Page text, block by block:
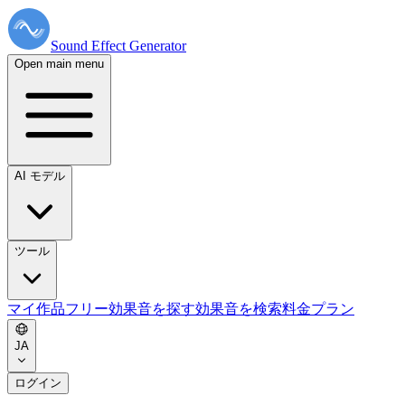
Sound Effect Generator
Open main menu
AI モデル
ツール
マイ作品フリー効果音を探す効果音を検索料金プラン
JA
ログイン